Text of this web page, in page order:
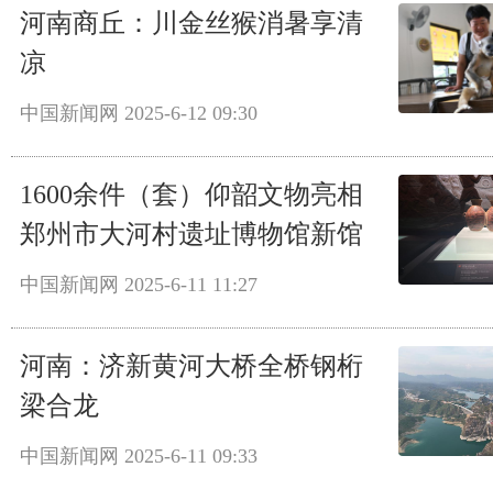
河南商丘：川金丝猴消暑享清
凉
中国新闻网 2025-6-12 09:30
1600余件（套）仰韶文物亮相
郑州市大河村遗址博物馆新馆
中国新闻网 2025-6-11 11:27
河南：济新黄河大桥全桥钢桁
梁合龙
中国新闻网 2025-6-11 09:33